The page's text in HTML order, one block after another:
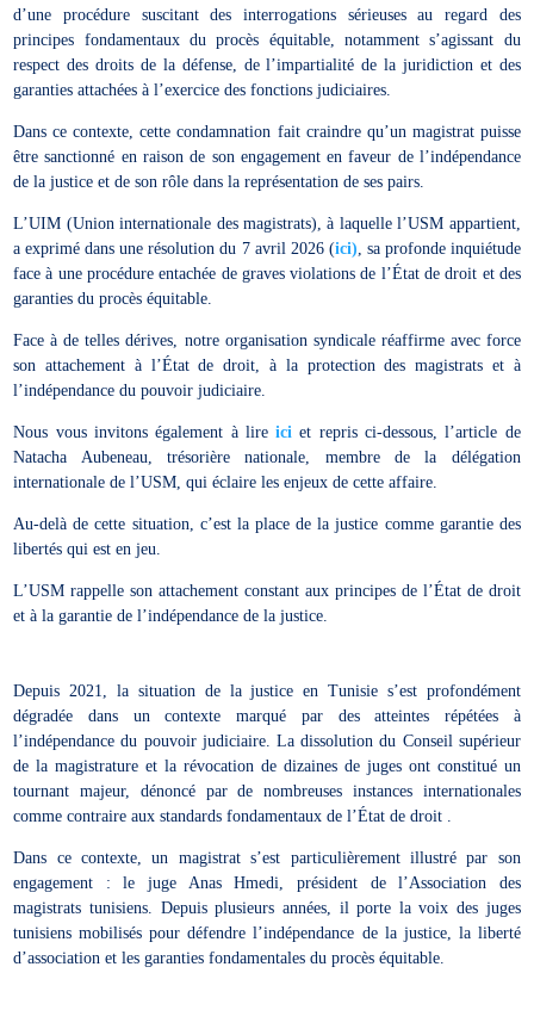
d’une procédure suscitant des interrogations sérieuses au regard des
principes fondamentaux du procès équitable, notamment s’agissant du
respect des droits de la défense, de l’impartialité de la juridiction et des
garanties attachées à l’exercice des fonctions judiciaires.
Dans ce contexte, cette condamnation fait craindre qu’un magistrat puisse
être sanctionné en raison de son engagement en faveur de l’indépendance
de la justice et de son rôle dans la représentation de ses pairs.
L’UIM (Union internationale des magistrats), à laquelle l’USM appartient,
a exprimé dans une résolution du 7 avril 2026 (ici) , sa profonde inquiétude
face à une procédure entachée de graves violations de l’État de droit et des
garanties du procès équitable.
Face à de telles dérives, notre organisation syndicale réaffirme avec force
son attachement à l’État de droit, à la protection des magistrats et à
l’indépendance du pouvoir judiciaire.
Nous vous invitons également à lireici et repris ci-dessous, l’article de
Natacha Aubeneau, trésorière nationale, membre de la délégation
internationale de l’USM, qui éclaire les enjeux de cette affaire.
Au-delà de cette situation, c’est la place de la justice comme garantie des
libertés qui est en jeu.
L’USM rappelle son attachement constant aux principes de l’État de droit
et à la garantie de l’indépendance de la justice.
Depuis 2021, la situation de la justice en Tunisie s’est profondément
dégradée dans un contexte marqué par des atteintes répétées à
l’indépendance du pouvoir judiciaire. La dissolution du Conseil supérieur
de la magistrature et la révocation de dizaines de juges ont constitué un
tournant majeur, dénoncé par de nombreuses instances internationales
comme contraire aux standards fondamentaux de l’État de droit .
Dans ce contexte, un magistrat s’est particulièrement illustré par son
engagement : le juge Anas Hmedi, président de l’Association des
magistrats tunisiens. Depuis plusieurs années, il porte la voix des juges
tunisiens mobilisés pour défendre l’indépendance de la justice, la liberté
d’association et les garanties fondamentales du procès équitable.